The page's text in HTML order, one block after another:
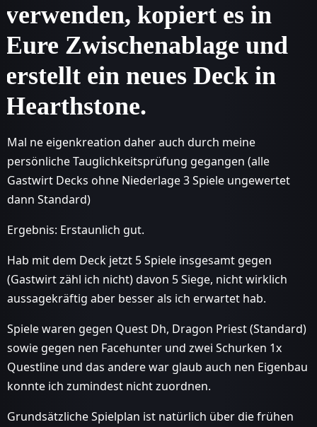
verwenden, kopiert es in
Eure Zwischenablage und
erstellt ein neues Deck in
Hearthstone.
Mal ne eigenkreation daher auch durch meine
persönliche Tauglichkeitsprüfung gegangen (alle
Gastwirt Decks ohne Niederlage 3 Spiele ungewertet
dann Standard)
Ergebnis: Erstaunlich gut.
Hab mit dem Deck jetzt 5 Spiele insgesamt gegen
(Gastwirt zähl ich nicht) davon 5 Siege, nicht wirklich
aussagekräftig aber besser als ich erwartet hab.
Spiele waren gegen Quest Dh, Dragon Priest (Standard)
sowie gegen nen Facehunter und zwei Schurken 1x
Questline und das andere war glaub auch nen Eigenbau
konnte ich zumindest nicht zuordnen.
Grundsätzliche Spielplan ist natürlich über die frühen